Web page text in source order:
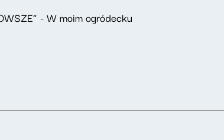
- W moim ogródecku